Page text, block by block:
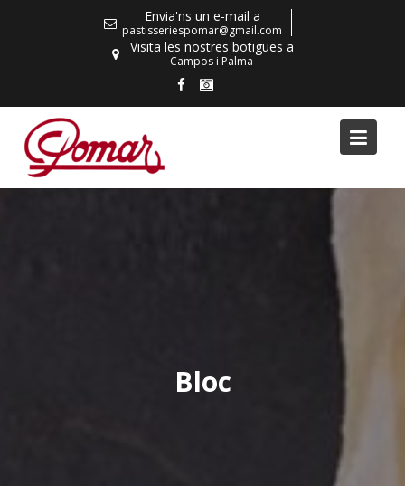
Envia'ns un e-mail a
pastisseriespomar@gmail.com
Visita les nostres botigues a
Campos i Palma
Bloc